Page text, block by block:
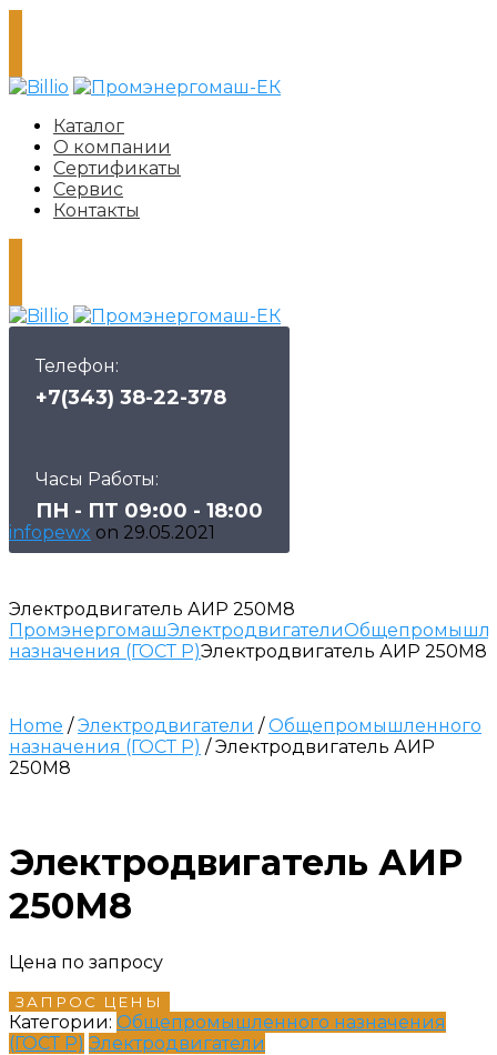
Каталог
О компании
Сертификаты
Сервис
Контакты
Телефон:
+7(343) 38-22-378
Часы Работы:
ПН - ПТ 09:00 - 18:00
infopewx on 29.05.2021
Электродвигатель АИР 250М8
ПромэнергомашЭлектродвигатели
назначения (ГОСТ Р)Электродвигатель АИР 250М8
Home /Электродвигатели /Общепромышленного
назначения (ГОСТ Р) / Электродвигатель АИР
250М8
Электродвигатель АИР
250М8
Цена по запросу
ЗАПРОС ЦЕНЫ
Категории: Общепромышленного назначения
(ГОСТ Р) Электродвигатели